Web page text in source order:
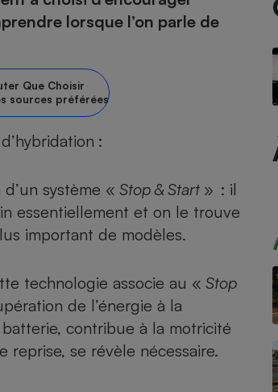
lorsque l’on parle de
Que Choisir
sources préférées
:
système « Stop & Start » : il
essentiellement et on le trouve
important de modèles.
technologie associe au « Stop
de l’énergie à la
contribue à la motricité
reprise, se révèle nécessaire.
locale
en ligne
haute
d’opticiens
- Produit
bébé